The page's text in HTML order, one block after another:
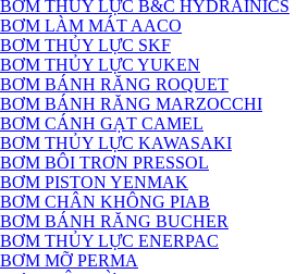
BƠM THỦY LỰC B&C HYDRAINICS
BƠM LÀM MÁT AACO
BƠM THỦY LỰC SKF
BƠM THỦY LỰC YUKEN
BƠM BÁNH RĂNG ROQUET
BƠM BÁNH RĂNG MARZOCCHI
BƠM CÁNH GẠT CAMEL
BƠM THỦY LỰC KAWASAKI
BƠM BÔI TRƠN PRESSOL
BƠM PISTON YENMAK
BƠM CHÂN KHÔNG PIAB
BƠM BÁNH RĂNG BUCHER
BƠM THỦY LỰC ENERPAC
BƠM MỠ PERMA